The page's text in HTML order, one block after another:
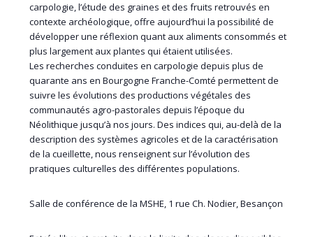
carpologie, l’étude des graines et des fruits retrouvés en
contexte archéologique, offre aujourd’hui la possibilité de
développer une réflexion quant aux aliments consommés et
plus largement aux plantes qui étaient utilisées.
Les recherches conduites en carpologie depuis plus de
quarante ans en Bourgogne Franche-Comté permettent de
suivre les évolutions des productions végétales des
communautés agro-pastorales depuis l’époque du
Néolithique jusqu’à nos jours. Des indices qui, au-delà de la
description des systèmes agricoles et de la caractérisation
de la cueillette, nous renseignent sur l’évolution des
pratiques culturelles des différentes populations.
Salle de conférence de la MSHE, 1 rue Ch. Nodier, Besançon